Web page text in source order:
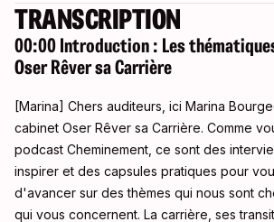
TRANSCRIPTION
00:00 Introduction : Les
Oser Rêver sa Carrière
[Marina] Chers auditeurs, ici Marina
cabinet Oser Rêver sa Carrière. Comme
podcast Cheminement, ce sont des
inspirer et des capsules pratiques pour
d'avancer sur des thèmes qui nous sont
qui vous concernent. La carrière, ses